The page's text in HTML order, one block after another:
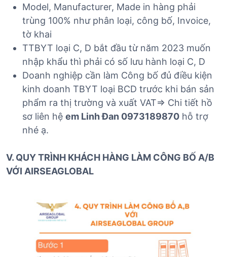
Model, Manufacturer, Made in hàng phải
trùng 100% như phân loại, công bố, Invoice,
tờ khai
TTBYT loại C, D bắt đầu từ năm 2023 muốn
nhập khẩu thì phải có số lưu hành loại C, D
Doanh nghiệp cần làm Công bố đủ điều kiện
kinh doanh TBYT loại BCD trước khi bán sản
phẩm ra thị trường và xuất VAT=> Chi tiết hồ
sơ liên hệ em Linh Đan 0973189870 hỗ trợ
nhé ạ.
V. QUY TRÌNH KHÁCH HÀNG LÀM CÔNG BỐ A/B
VỚI AIRSEAGLOBAL